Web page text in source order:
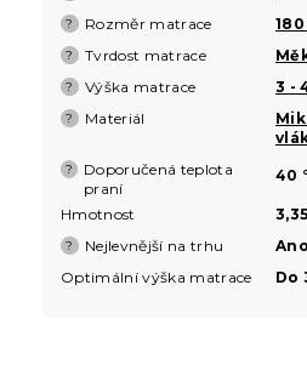
? Rozměr matrace
? Tvrdost matrace
? Výška matrace 3 -
? Materiál
?
Doporučená teplota
praní
40
Hmotnost
? Nejlevnější na trhu
Ano
Optimální výška matrace
Do